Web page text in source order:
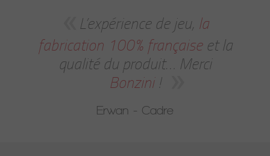
L’expérience de jeu, la
fabrication 100% françaiseet la
qualité du produit… Merci
Bonzini!
Erwan - Cadre